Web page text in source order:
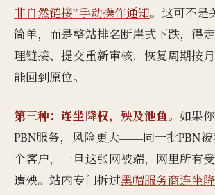
非自然链接”手动操作通知。这可不是
简单，而是整站排名断崖式下跌，得
理链接、提交重新审核，恢复周期按
能回到原位。
第三种：连坐降权，殃及池鱼。如果
PBN服务，风险更大——同一批PBN
个客户，一旦这张网被端，网里所有
遭殃。站内专门拆过黑帽服务商连坐